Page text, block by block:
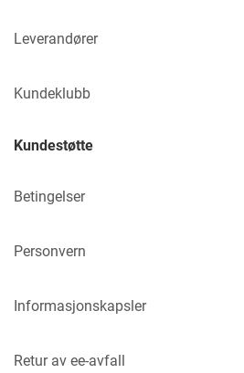
Leverandører
Kundeklubb
Kundestøtte
Betingelser
Personvern
Informasjonskapsler
Retur av ee-avfall